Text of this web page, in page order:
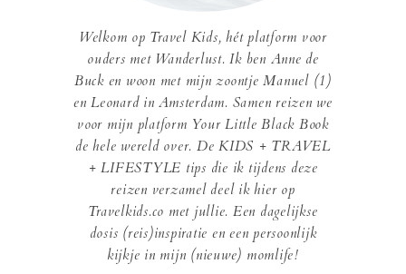
Welkom op Travel Kids, hét platform voor
ouders met Wanderlust. Ik ben Anne de
Buck en woon met mijn zoontje Manuel (1)
en Leonard in Amsterdam. Samen reizen we
voor mijn platform Your Little Black Book
de hele wereld over. De KIDS + TRAVEL
+ LIFESTYLE tips die ik tijdens deze
reizen verzamel deel ik hier op
Travelkids.co met jullie. Een dagelijkse
dosis (reis)inspiratie en een persoonlijk
kijkje in mijn (nieuwe) momlife!